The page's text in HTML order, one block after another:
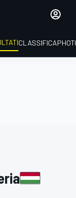
CLASSIFICA